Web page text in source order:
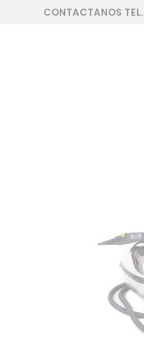
CONTACTANOS TEL.